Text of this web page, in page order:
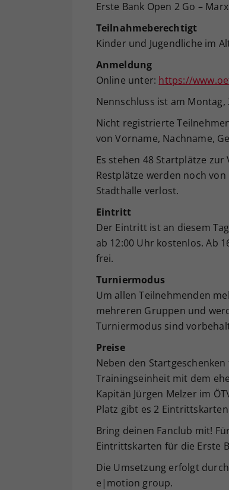
Erste Bank Open 2 Go –
Teilnahmeberechtigt
Kinder und Jugendliche im
Anmeldung
Online unter: https://
Nennschluss ist am Montag,
Nicht registrierte
von Vorname, Nachname,
Es stehen 48 Startplätze
Restplätze werden noch
Stadthalle verlost.
Eintritt
Der Eintritt ist an diesem
ab 12:00 Uhr kostenlos. Ab
frei.
Turniermodus
Um allen Teilnehmenden
mehreren Gruppen und
Turniermodus sind
Preise
Neben den
Trainingseinheit mit dem
Kapitän Jürgen Melzer im
Platz gibt es 2
Bring deinen Fanclub mit!
Eintrittskarten für die Erste
Die Umsetzung erfolgt
e|motion group.